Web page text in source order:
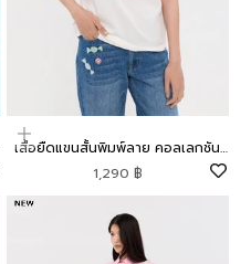
เลือกตัวเลือก
เสื้อยืดแขนสั้นพิมพ์ลาย คอลเลกชัน
Lyn around x SMILEY
ราคาโปรโมชัน
1,290 ฿